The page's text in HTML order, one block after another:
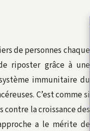
de personnes chaque
riposter grâce à une
immunitaire du
C’est comme si
contre la croissance des
a le mérite de